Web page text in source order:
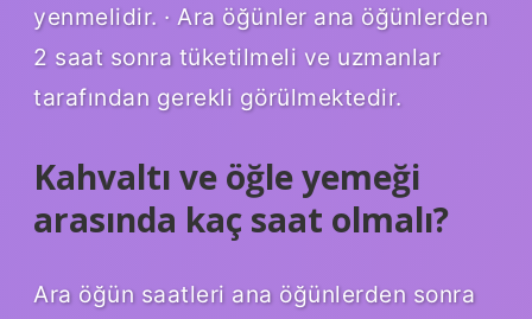
yenmelidir. · Ara öğünler ana öğünlerden
2 saat sonra tüketilmeli ve uzmanlar
tarafından gerekli görülmektedir.
Kahvaltı ve öğle yemeği
arasında kaç saat olmalı?
Ara öğün saatleri ana öğünlerden sonra